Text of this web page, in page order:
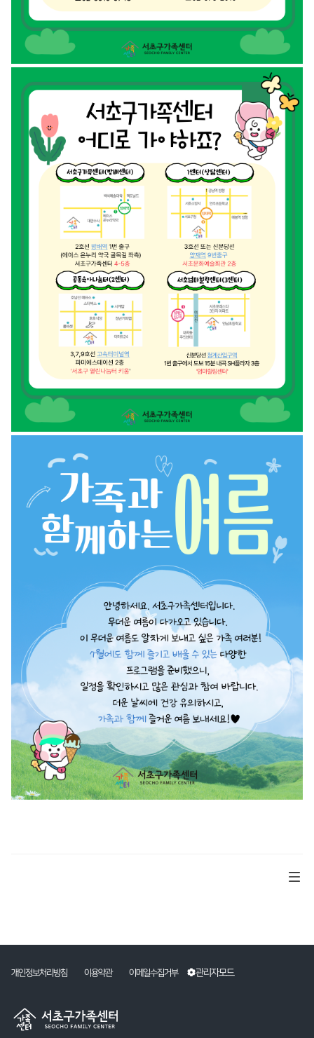
개인정보처리방침 이용약관 이메일수집거부 관리자모드